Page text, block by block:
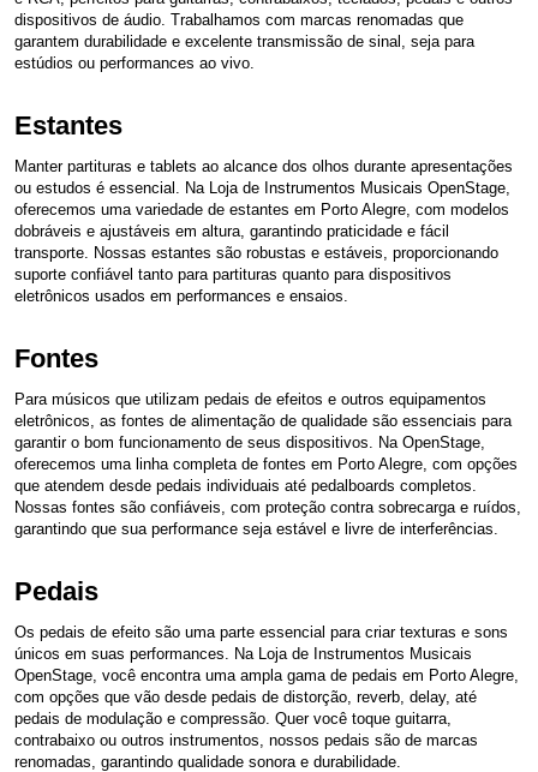
dispositivos de áudio. Trabalhamos com marcas renomadas que
garantem durabilidade e excelente transmissão de sinal, seja para
estúdios ou performances ao vivo.
Estantes
Manter partituras e tablets ao alcance dos olhos durante apresentações
ou estudos é essencial. Na Loja de Instrumentos Musicais OpenStage,
oferecemos uma variedade de estantes em Porto Alegre, com modelos
dobráveis e ajustáveis em altura, garantindo praticidade e fácil
transporte. Nossas estantes são robustas e estáveis, proporcionando
suporte confiável tanto para partituras quanto para dispositivos
eletrônicos usados em performances e ensaios.
Fontes
Para músicos que utilizam pedais de efeitos e outros equipamentos
eletrônicos, as fontes de alimentação de qualidade são essenciais para
garantir o bom funcionamento de seus dispositivos. Na OpenStage,
oferecemos uma linha completa de fontes em Porto Alegre, com opções
que atendem desde pedais individuais até pedalboards completos.
Nossas fontes são confiáveis, com proteção contra sobrecarga e ruídos,
garantindo que sua performance seja estável e livre de interferências.
Pedais
Os pedais de efeito são uma parte essencial para criar texturas e sons
únicos em suas performances. Na Loja de Instrumentos Musicais
OpenStage, você encontra uma ampla gama de pedais em Porto Alegre,
com opções que vão desde pedais de distorção, reverb, delay, até
pedais de modulação e compressão. Quer você toque guitarra,
contrabaixo ou outros instrumentos, nossos pedais são de marcas
renomadas, garantindo qualidade sonora e durabilidade.